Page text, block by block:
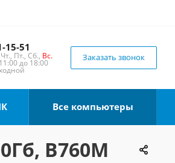
15-51
Пт., Сб., Вс.
до 18:00
Заказать звонок
Все компьютеры
B760M